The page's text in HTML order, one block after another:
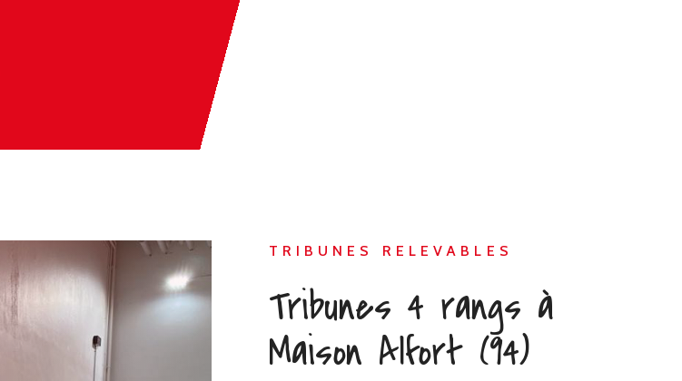
TRIBUNES RELEVABLES
Tribunes 4 rangs à
Maison Alfort (94)